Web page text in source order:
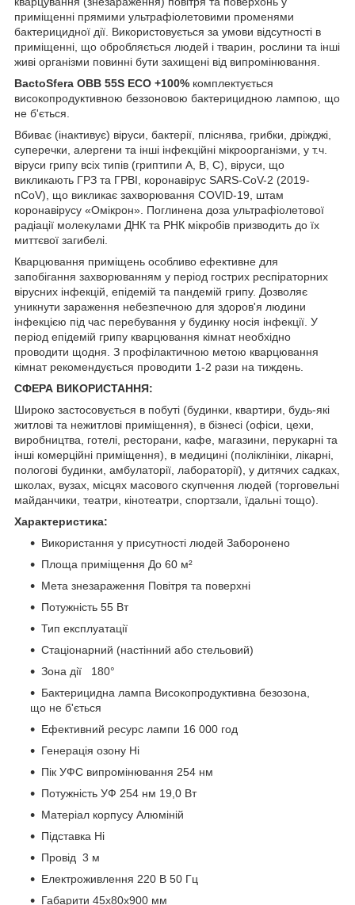
приміщенні прямими ультрафіолетовими променями
бактерицидної дії. Використовується за умови відсутності в
приміщенні, що обробляється людей і тварин, рослини та інші
живі організми повинні бути захищені від випромінювання.
BactoSfera OBB 55S ECO +100% комплектується
високопродуктивною беззоновою бактерицидною лампою, що
не б'ється.
Вбиває (інактивує) віруси, бактерії, пліснява, грибки, дріжджі,
суперечки, алергени та інші інфекційні мікроорганізми, у т.ч.
віруси грипу всіх типів (гриптипи A, B, C), віруси, що
викликають ГРЗ та ГРВІ, коронавірус SARS-CoV-2 (2019-
nCoV), що викликає захворювання COVID-19, штам
коронавірусу «Омікрон». Поглинена доза ультрафіолетової
радіації молекулами ДНК та РНК мікробів призводить до їх
миттєвої загибелі.
Кварцювання приміщень особливо ефективне для
запобігання захворюванням у період гострих респіраторних
вірусних інфекцій, епідемій та пандемій грипу. Дозволяє
уникнути зараження небезпечною для здоров'я людини
інфекцією під час перебування у будинку носія інфекції. У
період епідемій грипу кварцювання кімнат необхідно
проводити щодня. З профілактичною метою кварцювання
кімнат рекомендується проводити 1-2 рази на тиждень.
СФЕРА ВИКОРИСТАННЯ:
Широко застосовується в побуті (будинки, квартири, будь-які
житлові та нежитлові приміщення), в бізнесі (офіси, цехи,
виробництва, готелі, ресторани, кафе, магазини, перукарні та
інші комерційні приміщення), в медицині (поліклініки, лікарні,
пологові будинки, амбулаторії, лабораторії), у дитячих садках,
школах, вузах, місцях масового скупчення людей (торговельні
майданчики, театри, кінотеатри, спортзали, їдальні тощо).
Характеристика:
Використання у присутності людей Заборонено
Площа приміщення До 60 м²
Мета знезараження Повітря та поверхні
Потужність 55 Вт
Тип експлуатації
Стаціонарний (настінний або стельовий)
Зона дії 180°
Бактерицидна лампа Високопродуктивна безозона,
що не б'ється
Ефективний ресурс лампи 16 000 год
Генерація озону Ні
Пік УФС випромінювання 254 нм
Потужність УФ 254 нм 19,0 Вт
Матеріал корпусу Алюміній
Підставка Ні
Провід 3 м
Електроживлення 220 В 50 Гц
Габарити 45x80x900 мм